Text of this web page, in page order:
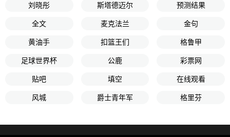
刘晓彤 斯塔德迈尔 预测结果
全文 麦克法兰 金句
黄油手 扣篮王们 格鲁甲
足球世界杯 公鹿 彩票网
贴吧 填空 在线观看
风城 爵士青年军 格里芬